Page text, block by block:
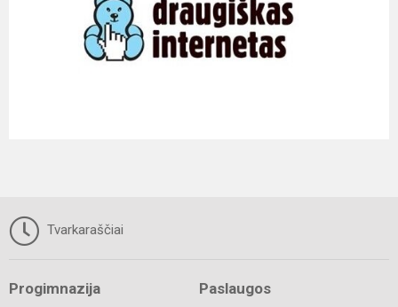
Tvarkaraščiai
Progimnazija Paslaugos